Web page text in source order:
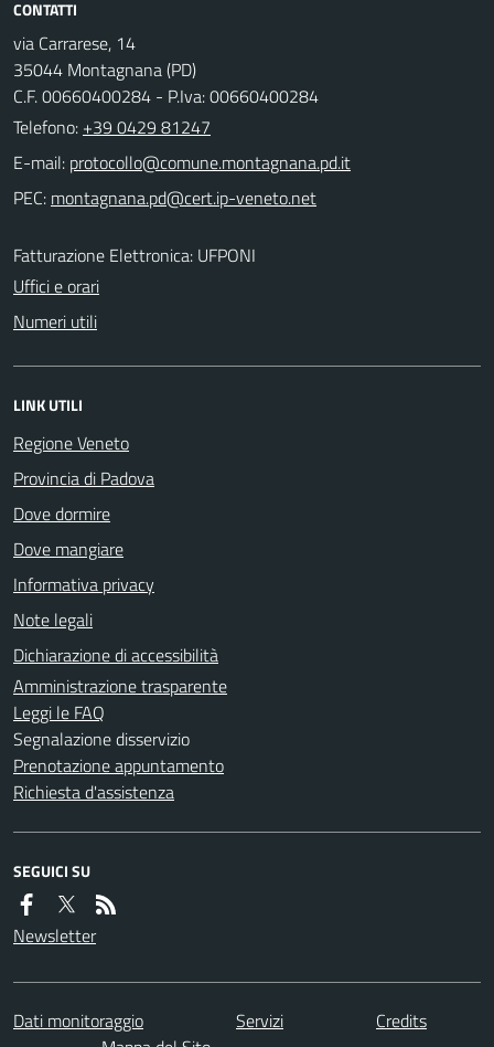
CONTATTI
via Carrarese, 14
35044 Montagnana (PD)
C.F. 00660400284 - P.Iva: 00660400284
Telefono: +39 0429 81247
E-mail:
PEC:
Fatturazione Elettronica: UFPONI
Uffici e orari
Numeri utili
LINK UTILI
Regione Veneto
Provincia di Padova
Dove dormire
Dove mangiare
Informativa privacy
Note legali
Dichiarazione di accessibilità
Amministrazione trasparente
Leggi le FAQ
Segnalazione disservizio
Prenotazione appuntamento
Richiesta d'assistenza
SEGUICI SU
Newsletter
Dati monitoraggio Servizi
Credits